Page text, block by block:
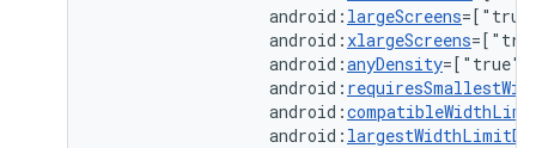
android: largeScreens
android: xlargeScreens
android:anyDensity=["true"
android:
android:
android: largestWidthLimitDp